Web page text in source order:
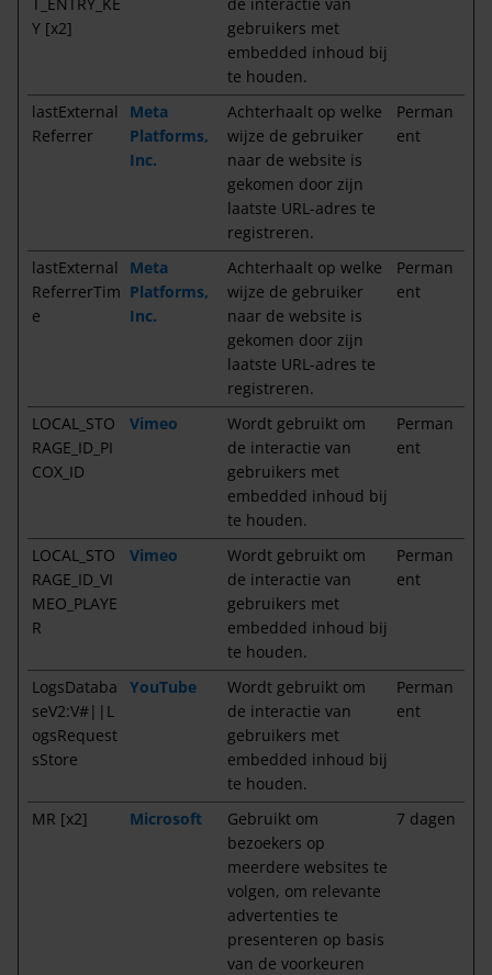
Y [x2]
gebruikers met
embedded inhoud bij
te houden.
lastExternal
Referrer
Meta
Platforms,
Inc.
Achterhaalt op welke
wijze de gebruiker
naar de website is
gekomen door zijn
laatste URL-adres te
registreren.
Perman
ent
lastExternal
ReferrerTim
e
Meta
Platforms,
Inc.
Achterhaalt op welke
wijze de gebruiker
naar de website is
gekomen door zijn
laatste URL-adres te
registreren.
Perman
ent
LOCAL_STO
RAGE_ID_PI
COX_ID
Vimeo
Wordt gebruikt om
de interactie van
gebruikers met
embedded inhoud bij
te houden.
Perman
ent
LOCAL_STO
RAGE_ID_VI
MEO_PLAYE
R
Vimeo
Wordt gebruikt om
de interactie van
gebruikers met
embedded inhoud bij
te houden.
Perman
ent
LogsDataba
seV2:V#||L
ogsRequest
sStore
YouTube
Wordt gebruikt om
de interactie van
gebruikers met
embedded inhoud bij
te houden.
Perman
ent
MR [x2] Microsoft
Gebruikt om
bezoekers op
meerdere websites te
volgen, om relevante
advertenties te
presenteren op basis
van de voorkeuren
7 dagen